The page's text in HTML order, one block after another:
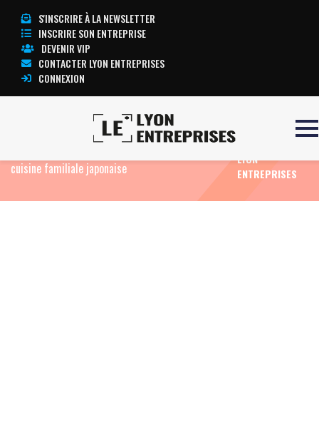
S'INSCRIRE À LA NEWSLETTER
INSCRIRE SON ENTREPRISE
DEVENIR VIP
CONTACTER LYON ENTREPRISES
CONNEXION
Mubyotan : le seul restaurant à
cuisine familiale japonaise
LYON
ENTREPRISES